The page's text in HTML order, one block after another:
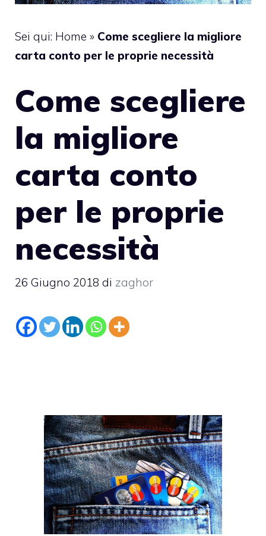
Sei qui: Home » Come scegliere la migliore
carta conto per le proprie necessità
Come scegliere
la migliore
carta conto
per le proprie
necessità
26 Giugno 2018 di zaghor